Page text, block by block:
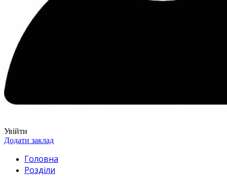
Увійти
Додати заклад
Головна
Розділи